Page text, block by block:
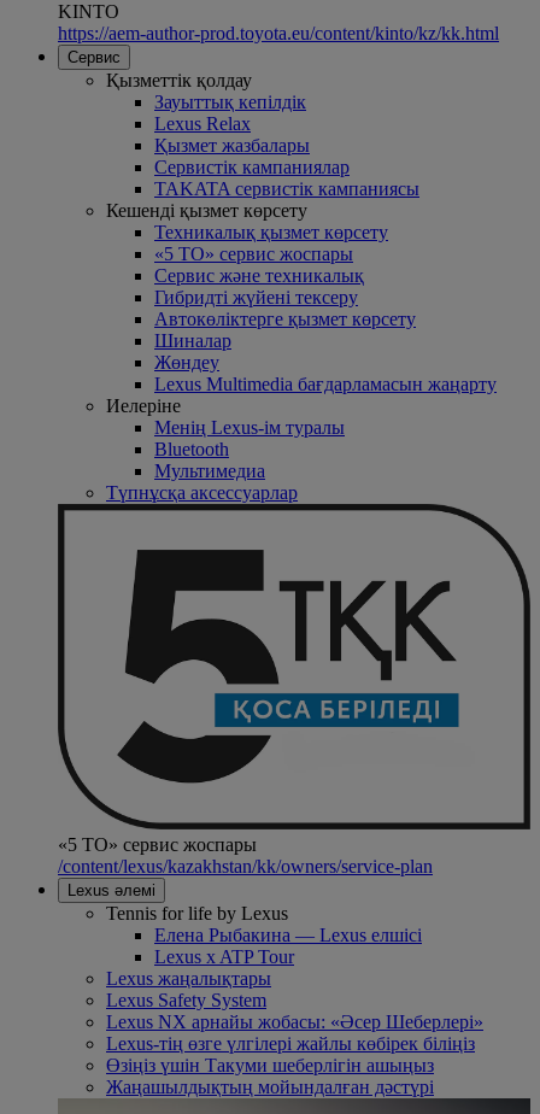
KINTO
https://aem-author-prod.toyota.eu/content/kinto/kz/kk.html
Сервис
Қызметтік қолдау
Зауыттық кепілдік
Lexus Relax
Қызмет жазбалары
Сервистік кампаниялар
TAKATA сервистік кампаниясы
Кешенді қызмет көрсету
Техникалық қызмет көрсету
«5 ТО» сервис жоспары
Сервис және техникалық
Гибридті жүйені тексеру
Автокөліктерге қызмет көрсету
Шиналар
Жөндеу
Lexus Multimedia бағдарламасын жаңарту
Иелеріне
Менің Lexus-ім туралы
Bluetooth
Mультимедиа
Түпнұсқа аксессуарлар
«5 ТО» сервис жоспары
/content/lexus/kazakhstan/kk/owners/service-plan
Lexus әлемі
Tennis for life by Lexus
Елена Рыбакина — Lexus елшісі
Lexus x ATP Tour
Lexus жаңалықтары
Lexus Safety System
Lexus NX арнайы жобасы: «Әсер Шеберлері»
Lexus-тің өзге үлгілері жайлы көбірек біліңіз
Өзіңіз үшін Такуми шеберлігін ашыңыз
Жаңашылдықтың мойындалған дәстүрі